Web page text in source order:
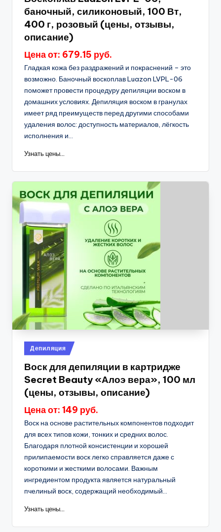
баночный, силиконовый, 100 Вт,
400 г, розовый (цены, отзывы,
описание)
Цена от: 679.15 руб.
Гладкая кожа без раздражений и покраснений – это
возможно. Баночный воскоплав Luazon LVPL-06
поможет провести процедуру депиляции воском в
домашних условиях. Депиляция воском в гранулах
имеет ряд преимуществ перед другими способами
удаления волос: доступность материалов, лёгкость
исполнения и...
Узнать цены...
Опубликовано
в
Депиляция
Воск для депиляции в картридже
Secret Beauty «Алоэ вера», 100 мл
(цены, отзывы, описание)
Цена от: 149 руб.
Воск на основе растительных компонентов подходит
для всех типов кожи, тонких и средних волос.
Благодаря плотной консистенции и хорошей
прилипаемости воск легко справляется даже с
короткими и жесткими волосами. Важным
ингредиентом продукта является натуральный
пчелиный воск, содержащий необходимый...
Узнать цены...